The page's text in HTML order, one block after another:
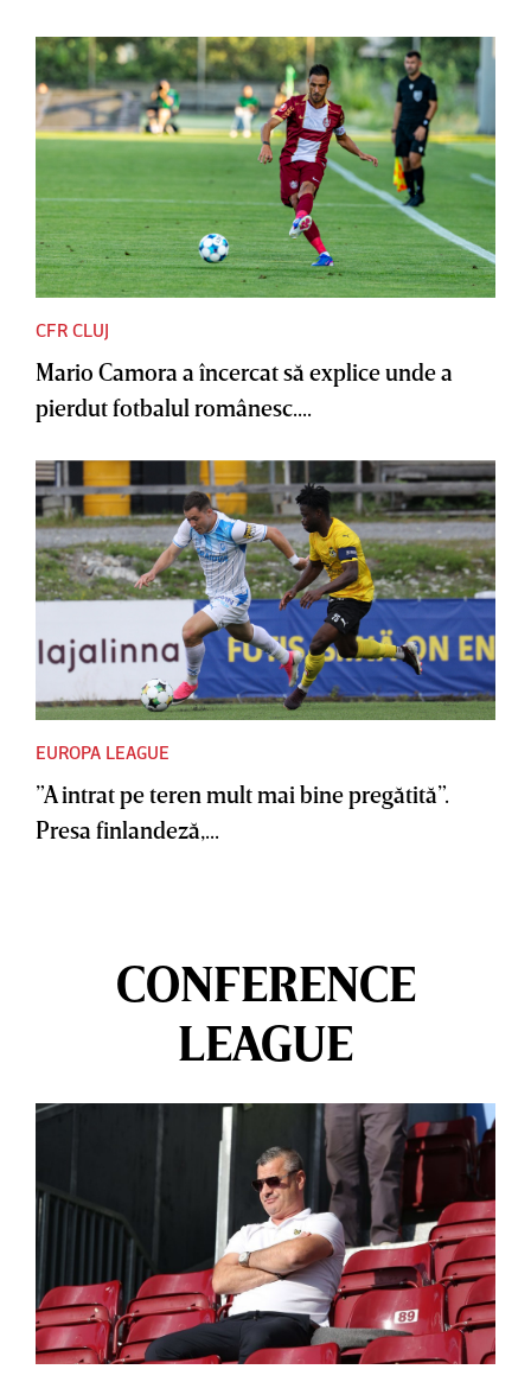
CFR CLUJ
Mario Camora a încercat să explice unde a
pierdut fotbalul românesc....
EUROPA LEAGUE
”A intrat pe teren mult mai bine pregătită”.
Presa finlandeză,...
CONFERENCE
LEAGUE